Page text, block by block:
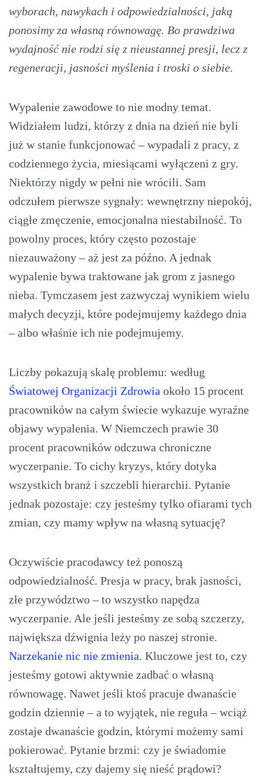
wyborach, nawykach i odpowiedzialności, jaką
ponosimy za własną równowagę. Bo prawdziwa
wydajność nie rodzi się z nieustannej presji, lecz z
regeneracji, jasności myślenia i troski o siebie.
Wypalenie zawodowe to nie modny temat.
Widziałem ludzi, którzy z dnia na dzień nie byli
już w stanie funkcjonować – wypadali z pracy, z
codziennego życia, miesiącami wyłączeni z gry.
Niektórzy nigdy w pełni nie wrócili. Sam
odczułem pierwsze sygnały: wewnętrzny niepokój,
ciągłe zmęczenie, emocjonalna niestabilność. To
powolny proces, który często pozostaje
niezauważony – aż jest za późno. A jednak
wypalenie bywa traktowane jak grom z jasnego
nieba. Tymczasem jest zazwyczaj wynikiem wielu
małych decyzji, które podejmujemy każdego dnia
– albo właśnie ich nie podejmujemy.
Liczby pokazują skalę problemu: według
Światowej Organizacji Zdrowia około 15 procent
pracowników na całym świecie wykazuje wyraźne
objawy wypalenia. W Niemczech prawie 30
procent pracowników odczuwa chroniczne
wyczerpanie. To cichy kryzys, który dotyka
wszystkich branż i szczebli hierarchii. Pytanie
jednak pozostaje: czy jesteśmy tylko ofiarami tych
zmian, czy mamy wpływ na własną sytuację?
Oczywiście pracodawcy też ponoszą
odpowiedzialność. Presja w pracy, brak jasności,
złe przywództwo – to wszystko napędza
wyczerpanie. Ale jeśli jesteśmy ze sobą szczerzy,
największa dźwignia leży po naszej stronie.
Narzekanie nic nie zmienia. Kluczowe jest to, czy
jesteśmy gotowi aktywnie zadbać o własną
równowagę. Nawet jeśli ktoś pracuje dwanaście
godzin dziennie – a to wyjątek, nie reguła – wciąż
zostaje dwanaście godzin, którymi możemy sami
pokierować. Pytanie brzmi: czy je świadomie
kształtujemy, czy dajemy się nieść prądowi?